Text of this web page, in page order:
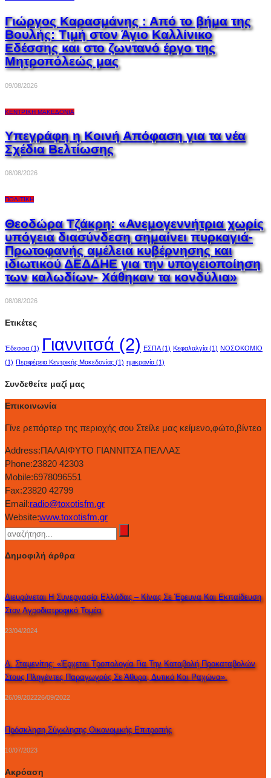
Γιώργος Καρασμάνης : Από το βήμα της
Βουλής: Τιμή στον Άγιο Καλλίνικο
Εδέσσης και στο ζωντανό έργο της
Μητροπόλεώς μας
09/08/2026
ΚΕΝΤΡΙΚΉ ΜΑΚΕΔΟΝΊΑ
Υπεγράφη η Κοινή Απόφαση για τα νέα
Σχέδια Βελτίωσης
08/08/2026
ΠΟΛΙΤΙΚΉ
Θεοδώρα Τζάκρη: «Ανεμογεννήτρια χωρίς
υπόγεια διασύνδεση σημαίνει πυρκαγιά-
Πρωτοφανής αμέλεια κυβέρνησης και
ιδιωτικού ΔΕΔΔΗΕ για την υπογειοποίηση
των καλωδίων- Χάθηκαν τα κονδύλια»
08/08/2026
Ετικέτες
Έδεσσα (1) Γιαννιτσά (2) ΕΣΠΑ(1) Κεφαλαλγία (1) ΝΟΣΟΚΟΜΙΟ
(1) Περιφέρεια Κεντρικής Μακεδονίας (1) ημικρανία (1)
Συνδεθείτε μαζί μας
Επικοινωνία
Γίνε ρεπόρτερ της περιοχής σου Στείλε μας κείμενο,φώτο,βίντεο
Address:ΠΑΛΑΙΦΥΤΟ ΓΙΑΝΝΙΤΣΑ ΠΕΛΛΑΣ
Phone:23820 42303
Mobile:6978096551
Fax:23820 42799
Email:radio@toxotisfm.gr
Website:www.toxotisfm.gr
Δημοφιλή άρθρα
Διευρύνεται Η Συνεργασία Ελλάδας – Κίνας Σε Έρευνα Και Εκπαίδευση
Στον Αγροδιατροφικό Τομέα
23/04/2024
Δ. Σταμενίτης: «Έρχεται Τροπολογία Για Την Καταβολή Προκαταβολών
Στους Πληγέντες Παραγωγούς Σε Άθυρα, Δυτικό Και Ραχώνα».
26/09/202226/09/2022
Πρόσκληση Σύγκλησης Οικονομικής Επιτροπής
10/07/2023
Ακρόαση